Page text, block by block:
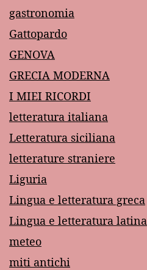
gastronomia
Gattopardo
GENOVA
GRECIA MODERNA
I MIEI RICORDI
letteratura italiana
Letteratura siciliana
letterature straniere
Liguria
Lingua e letteratura greca
Lingua e letteratura latina
meteo
miti antichi